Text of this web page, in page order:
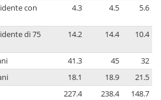
con
4.3 4.5 5.6
di 75
14.2 14.4 10.4
41.3 45
32
18.1 18.9
21.5
227.4 238.4
148.7